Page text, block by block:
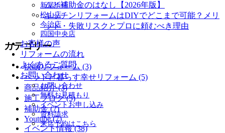
新居浜店
松山店
今治店
四国中央店
お客様の声
リフォームの流れ
よくあるご質問
お問い合わせ
お問い合わせ
無料お見積もり
イベントお申し込み
資料請求
来店予約はこちら
ムと補助金のはなし【2026年版】
キッチンリフォームはDIYでどこまで可能？メリ
ット・失敗リスクとプロに頼むべき理由
カテゴリー
快眠リフォーム (3)
ペットと暮らす幸せリフォーム (5)
商品紹介 (3)
施工ブログ (5)
補助金 (7)
Youtube (7)
イベント情報 (38)